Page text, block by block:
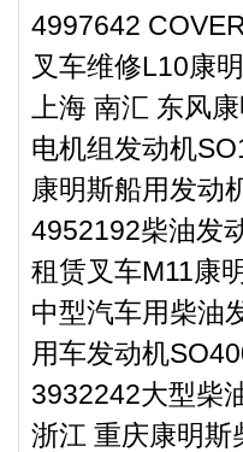
4997642
叉车维修L10康
上海 南汇 东风
电机组发动机
康明斯船用发动
4952192柴油发
租赁叉车M11康
中型汽车用柴油
用车发动机
3932242大型柴
浙江 重庆康明斯